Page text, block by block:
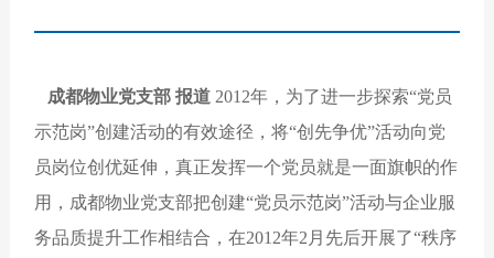
成都物业党支部 报道 2012年，为了进一步探索“党员
示范岗”创建活动的有效途径，将“创先争优”活动向党
员岗位创优延伸，真正发挥一个党员就是一面旗帜的作
用，成都物业党支部把创建“党员示范岗”活动与企业服
务品质提升工作相结合，在2012年2月先后开展了“秩序